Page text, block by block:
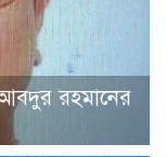
আবদুর রহমানের